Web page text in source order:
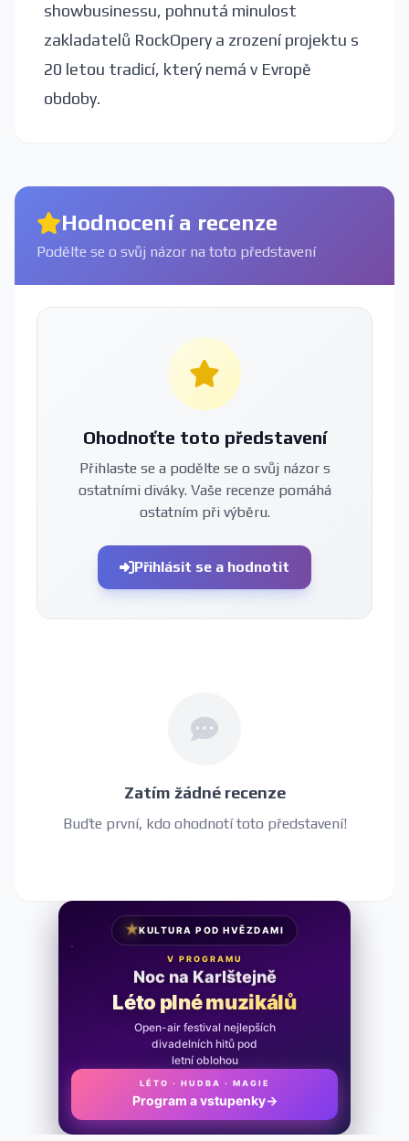
showbusinessu, pohnutá minulost
zakladatelů RockOpery a zrození projektu s
20 letou tradicí, který nemá v Evropě
obdoby.
Hodnocení a recenze
Podělte se o svůj názor na toto představení
Ohodnoťte toto představení
Přihlaste se a podělte se o svůj názor s
ostatními diváky. Vaše recenze pomáhá
ostatním při výběru.
Přihlásit se a hodnotit
Zatím žádné recenze
Buďte první, kdo ohodnotí toto představení!
★KULTURA POD HVĚZDAMI
V PROGRAMU
Noc na Karlštejně
Léto plné muzikálů
Open-air festival nejlepších
divadelních hitů pod
letní oblohou
LÉTO · HUDBA · MAGIE
Program a vstupenky→